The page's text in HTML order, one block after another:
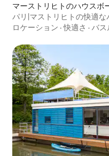
マーストリヒトのハウスボ
パリ|マストリヒトの快適
ロケーション ·快適さ · バス